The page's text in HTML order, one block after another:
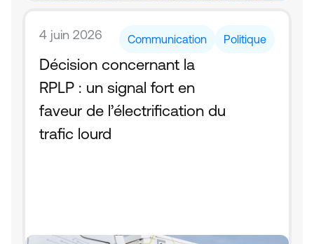
4 juin 2026 Communication Politique
Décision concernant la
RPLP : un signal fort en
faveur de l’électrification du
trafic lourd